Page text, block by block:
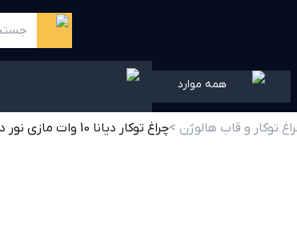
همه موارد
توکار و قاب هالوژن >چراغ توکار دیانا 10 وات مازی نور دهانه 8 سانت